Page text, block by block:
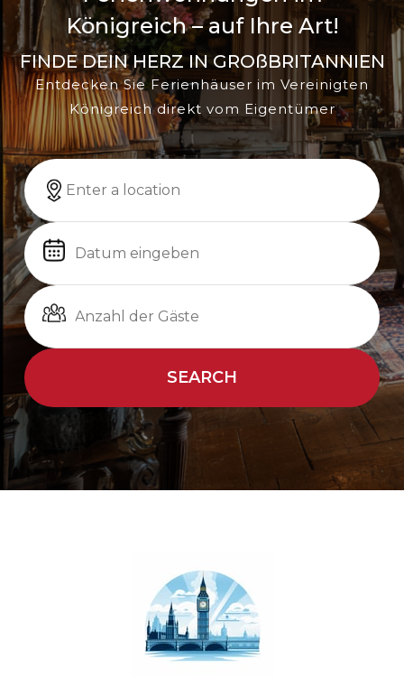
Königreich – auf Ihre Art!
FINDE DEIN HERZ IN GROßBRITANNIEN
Entdecken Sie Ferienhäuser im Vereinigten
Königreich direkt vom Eigentümer
SEARCH